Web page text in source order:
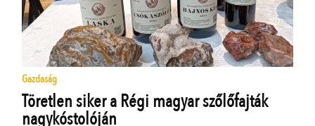
Gazdaság
Töretlen siker a Régi magyar szőlőfajták
nagykóstolóján